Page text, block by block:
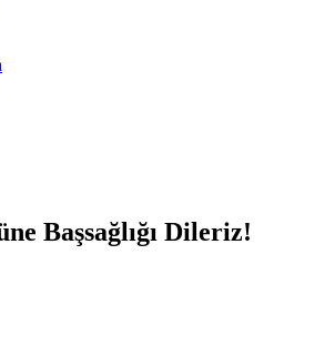
Başsağlığı Dileriz!